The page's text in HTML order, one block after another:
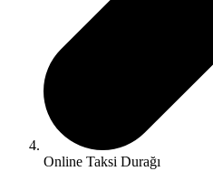
Online Taksi Durağı